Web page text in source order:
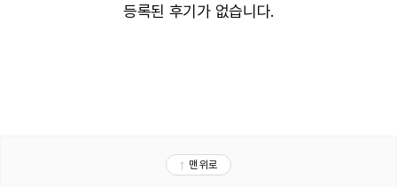
등록된 후기가 없습니다.